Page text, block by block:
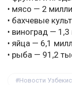
• мясо — 2
• бахчевые
• виноград —
• яйца — 6,1
• рыба — 91,2
Новости